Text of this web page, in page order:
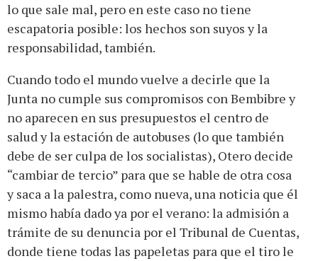
lo que sale mal, pero en este caso no tiene
escapatoria posible: los hechos son suyos y la
responsabilidad, también.
Cuando todo el mundo vuelve a decirle que la
Junta no cumple sus compromisos con Bembibre y
no aparecen en sus presupuestos el centro de
salud y la estación de autobuses (lo que también
debe de ser culpa de los socialistas), Otero decide
“cambiar de tercio” para que se hable de otra cosa
y saca a la palestra, como nueva, una noticia que él
mismo había dado ya por el verano: la admisión a
trámite de su denuncia por el Tribunal de Cuentas,
donde tiene todas las papeletas para que el tiro le